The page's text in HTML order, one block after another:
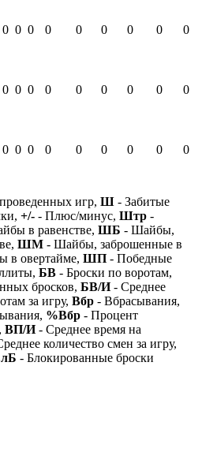
0 0 0 0 0 0 0 0 0
0 0 0 0 0 0 0 0 0
0 0 0 0 0 0 0 0 0
игр, Ш - Забитые
+/- - Плюс/минус, Штр -
в равенстве, ШБ - Шайбы,
ШМ - Шайбы, заброшенные в
в овертайме, ШП - Победные
БВ - Броски по воротам,
бросков, БВ/И- Среднее
за игру, Вбр - Вбрасывания,
%Вбр - Процент
ВП/И- Среднее время на
количество смен за игру,
- Блокированные броски